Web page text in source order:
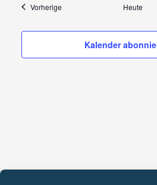
VorherigeVeranstaltungen Heute
Kalender